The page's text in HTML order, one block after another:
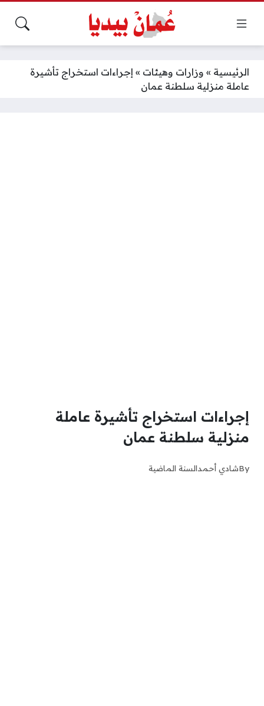
الرئيسية » وزارات وهيئات » إجراءات استخراج تأشيرة
عاملة منزلية سلطنة عمان
إجراءات استخراج تأشيرة عاملة
منزلية سلطنة عمان
Byشادي أحمدالسنة الماضية